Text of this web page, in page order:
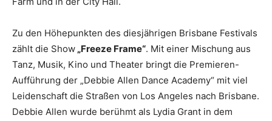
Zu den Höhepunkten des diesjährigen Brisbane Festivals
zählt die Show „Freeze Frame“. Mit einer Mischung aus
Tanz, Musik, Kino und Theater bringt die Premieren-
Aufführung der „Debbie Allen Dance Academy“ mit viel
Leidenschaft die Straßen von Los Angeles nach Brisbane.
Debbie Allen wurde berühmt als Lydia Grant in dem